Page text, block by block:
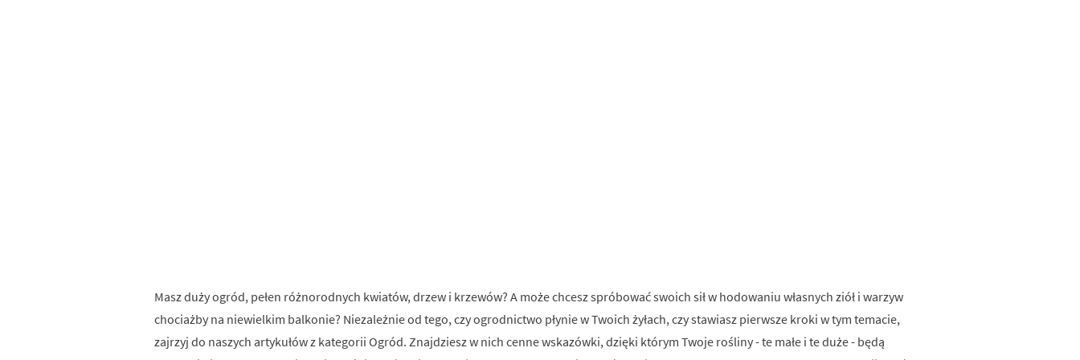
Masz duży ogród, pełen różnorodnych kwiatów, drzew i krzewów? A może chcesz spróbować swoich sił w hodowaniu własnych ziół i warzyw
chociażby na niewielkim balkonie? Niezależnie od tego, czy ogrodnictwo płynie w Twoich żyłach, czy stawiasz pierwsze kroki w tym temacie,
zajrzyj do naszych artykułów z kategorii Ogród. Znajdziesz w nich cenne wskazówki, dzięki którym Twoje rośliny - te małe i te duże - będą